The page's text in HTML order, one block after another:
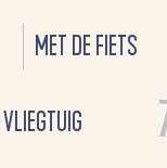
MET DE FIETS